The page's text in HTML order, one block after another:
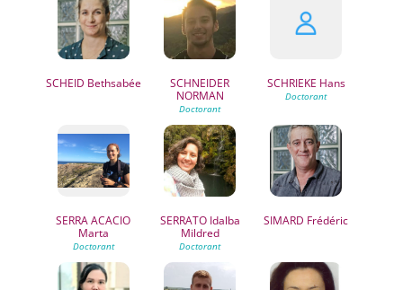
SCHEID Bethsabée
SCHNEIDER
NORMAN
SCHRIEKE Hans
SERRA ACACIO
Marta
SERRATOIdalba
Mildred
SIMARD Frédéric